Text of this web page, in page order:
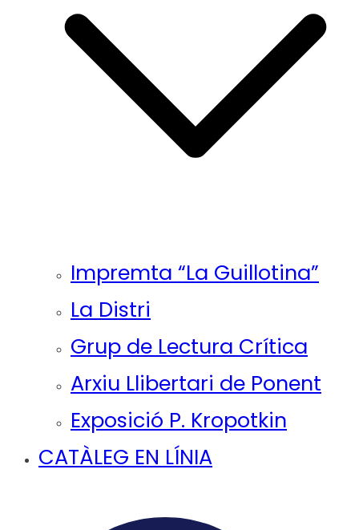
Impremta “La Guillotina”
La Distri
Grup de Lectura Crítica
Arxiu Llibertari de Ponent
Exposició P. Kropotkin
CATÀLEG EN LÍNIA